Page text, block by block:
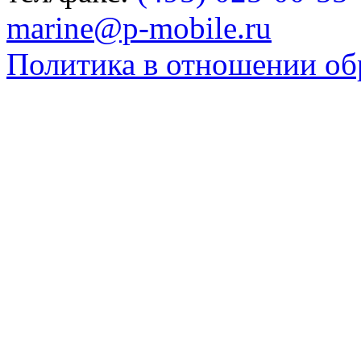
marine@p-mobile.ru
Политика в отношении